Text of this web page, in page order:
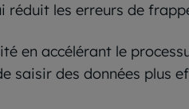
réduit les erreurs de
en accélérant le
saisir des données plus